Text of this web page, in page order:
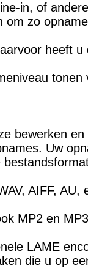
in, of
om zo
heeft u
bewerken
Uw
AIFF, AU,
MP2 en
LAME
die u op